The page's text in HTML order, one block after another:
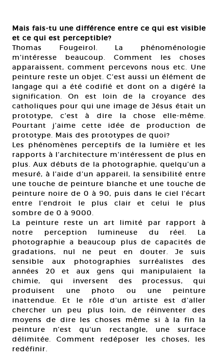
Mais fais-tu une différence entre ce qui est visible
et ce qui est perceptible?
Thomas Fougeirol. La phénoménologie
m’intéresse beaucoup. Comment les choses
apparaissent, comment percevons nous etc. Une
peinture reste un objet. C’est aussi un élément de
langage qui a été codifié et dont on a digéré la
signification. On est loin de la croyance des
catholiques pour qui une image de Jésus était un
prototype, c’est à dire la chose elle-même.
Pourtant j’aime cette idée de production de
prototype. Mais des prototypes de quoi?
Les phénomènes perceptifs de la lumière et les
rapports à l’architecture m’intéressent de plus en
plus. Aux débuts de la photographie, quelqu’un a
mesuré, à l’aide d’un appareil, la sensibilité entre
une touche de peinture blanche et une touche de
peinture noire de 0 à 90, puis dans le ciel l’écart
entre l’endroit le plus clair et celui le plus
sombre de 0 à 9000.
La peinture reste un art limité par rapport à
notre perception lumineuse du réel. La
photographie a beaucoup plus de capacités de
gradations, nul ne peut en douter. Je suis
sensible aux photographies surréalistes des
années 20 et aux gens qui manipulaient la
chimie, qui inversent des processus, qui
produisent une photo ou une peinture
inattendue. Et le rôle d’un artiste est d’aller
chercher un peu plus loin, de réinventer des
moyens de dire les choses même si à la fin la
peinture n’est qu’un rectangle, une surface
délimitée. Comment redéposer les choses, les
redéfinir.